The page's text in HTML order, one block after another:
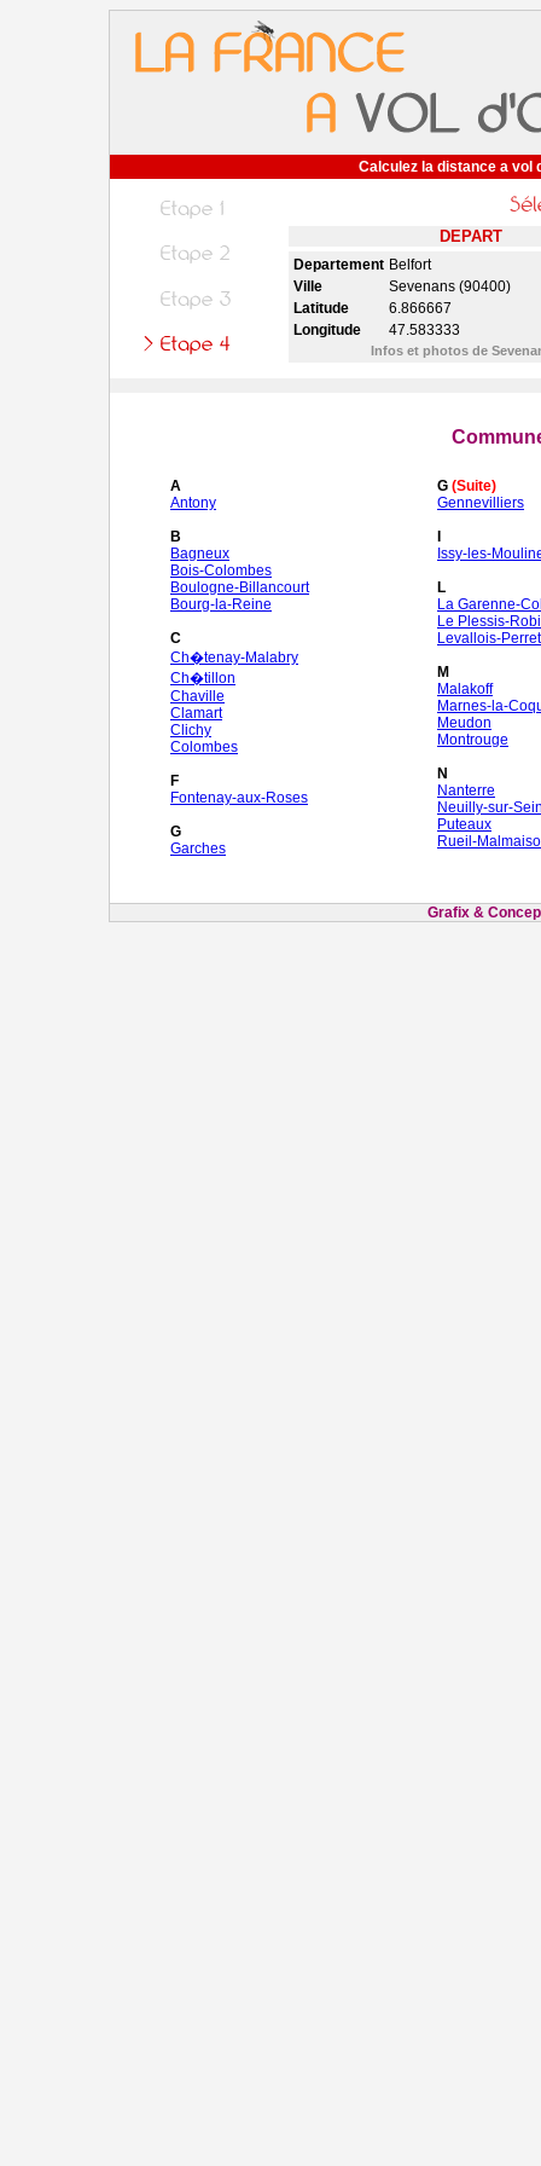
Calculez la distance a vol
DEPART
Departement Belfort
Ville
Sevenans (90400)
Latitude
6.866667
Longitude
47.583333
Infos et photos de
A
Antony
B
Bagneux
Bois-Colombes
Boulogne-Billancourt
Bourg-la-Reine
C
Ch�tenay-Malabry
Ch�tillon
Chaville
Clamart
Clichy
Colombes
F
Fontenay-aux-Roses
G
Garches
G (Suite)
Gennevilliers
Issy-les-
L
La Garenne-
Le Plessis-
Levallois-Perret
M
Malakoff
Marnes-la-
Meudon
Montrouge
N
Nanterre
Neuilly-sur-
Puteaux
Rueil-
Grafix &